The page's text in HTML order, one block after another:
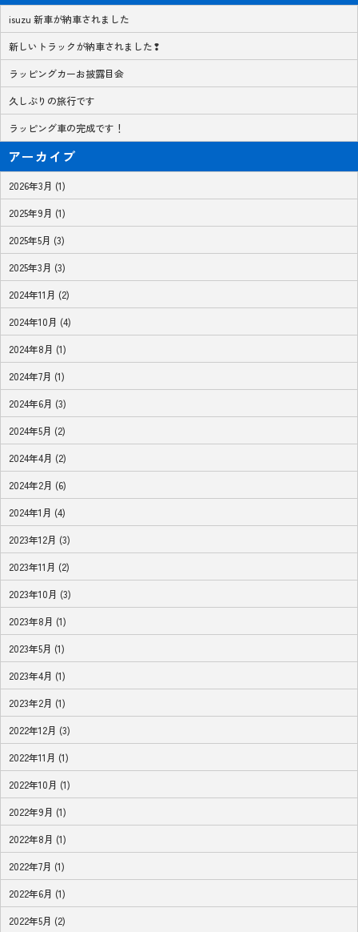
isuzu 新車が納車されました
新しいトラックが納車されました❢
ラッピングカーお披露目会
久しぶりの旅行です
ラッピング車の完成です！
アーカイブ
2026年3月 (1)
2025年9月 (1)
2025年5月 (3)
2025年3月 (3)
2024年11月 (2)
2024年10月 (4)
2024年8月 (1)
2024年7月 (1)
2024年6月 (3)
2024年5月 (2)
2024年4月 (2)
2024年2月 (6)
2024年1月 (4)
2023年12月 (3)
2023年11月 (2)
2023年10月 (3)
2023年8月 (1)
2023年5月 (1)
2023年4月 (1)
2023年2月 (1)
2022年12月 (3)
2022年11月 (1)
2022年10月 (1)
2022年9月 (1)
2022年8月 (1)
2022年7月 (1)
2022年6月 (1)
2022年5月 (2)